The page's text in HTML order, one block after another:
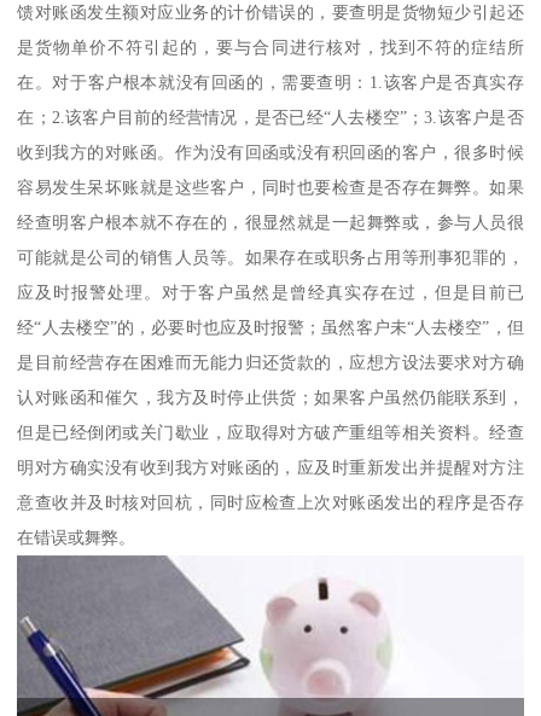
馈对账函发生额对应业务的计价错误的，要查明是货物短少引起还
是货物单价不符引起的，要与合同进行核对，找到不符的症结所
在。对于客户根本就没有回函的，需要查明：1.该客户是否真实存
在；2.该客户目前的经营情况，是否已经“人去楼空”；3.该客户是否
收到我方的对账函。作为没有回函或没有积回函的客户，很多时候
容易发生呆坏账就是这些客户，同时也要检查是否存在舞弊。如果
经查明客户根本就不存在的，很显然就是一起舞弊或，参与人员很
可能就是公司的销售人员等。如果存在或职务占用等刑事犯罪的，
应及时报警处理。对于客户虽然是曾经真实存在过，但是目前已
经“人去楼空”的，必要时也应及时报警；虽然客户未“人去楼空”，但
是目前经营存在困难而无能力归还货款的，应想方设法要求对方确
认对账函和催欠，我方及时停止供货；如果客户虽然仍能联系到，
但是已经倒闭或关门歇业，应取得对方破产重组等相关资料。经查
明对方确实没有收到我方对账函的，应及时重新发出并提醒对方注
意查收并及时核对回杭，同时应检查上次对账函发出的程序是否存
在错误或舞弊。